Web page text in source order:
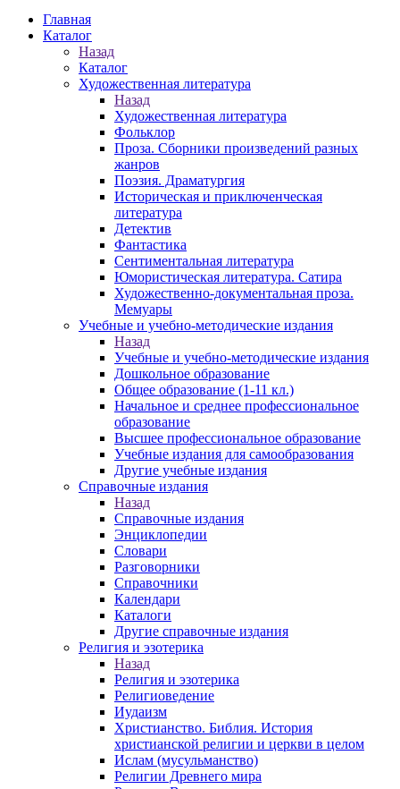
Главная
Каталог
Назад
Каталог
Художественная литература
Назад
Художественная литература
Фольклор
Проза. Сборники произведений разных
жанров
Поэзия. Драматургия
Историческая и приключенческая
литература
Детектив
Фантастика
Сентиментальная литература
Юмористическая литература. Сатира
Художественно-документальная проза.
Мемуары
Учебные и учебно-методические издания
Назад
Учебные и учебно-методические издания
Дошкольное образование
Общее образование (1-11 кл.)
Начальное и среднее профессиональное
образование
Высшее профессиональное образование
Учебные издания для самообразования
Другие учебные издания
Справочные издания
Назад
Справочные издания
Энциклопедии
Словари
Разговорники
Справочники
Календари
Каталоги
Другие справочные издания
Религия и эзотерика
Назад
Религия и эзотерика
Религиоведение
Иудаизм
Христианство. Библия. История
христианской религии и церкви в целом
Ислам (мусульманство)
Религии Древнего мира